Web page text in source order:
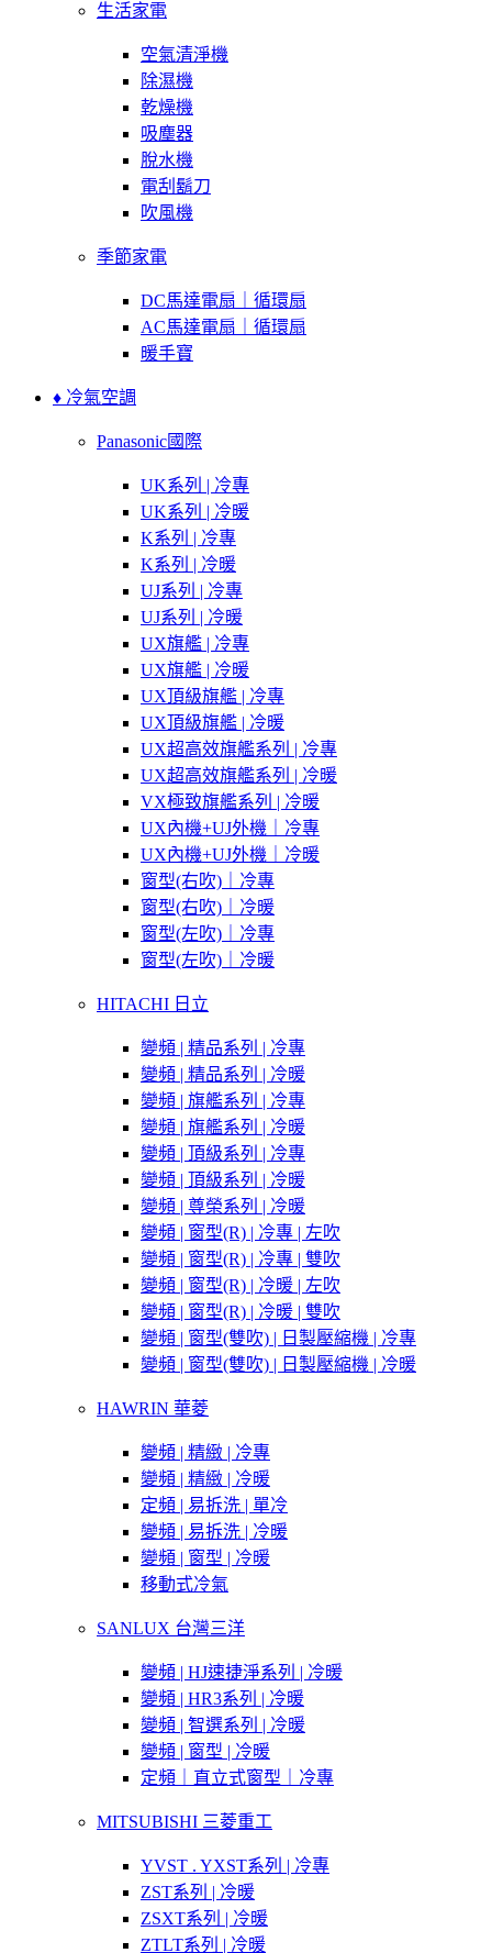
生活家電
空氣清淨機
除濕機
乾燥機
吸塵器
脫水機
電刮鬍刀
吹風機
季節家電
DC馬達電扇｜循環扇
AC馬達電扇｜循環扇
暖手寶
♦ 冷氣空調
Panasonic國際
UK系列 | 冷專
UK系列 | 冷暖
K系列 | 冷專
K系列 | 冷暖
UJ系列 | 冷專
UJ系列 | 冷暖
UX旗艦 | 冷專
UX旗艦 | 冷暖
UX頂級旗艦 | 冷專
UX頂級旗艦 | 冷暖
UX超高效旗艦系列 | 冷專
UX超高效旗艦系列 | 冷暖
VX極致旗艦系列 | 冷暖
UX內機+UJ外機｜冷專
UX內機+UJ外機｜冷暖
窗型(右吹)｜冷專
窗型(右吹)｜冷暖
窗型(左吹)｜冷專
窗型(左吹)｜冷暖
HITACHI 日立
變頻 | 精品系列 | 冷專
變頻 | 精品系列 | 冷暖
變頻 | 旗艦系列 | 冷專
變頻 | 旗艦系列 | 冷暖
變頻 | 頂級系列 | 冷專
變頻 | 頂級系列 | 冷暖
變頻 | 尊榮系列 | 冷暖
變頻 | 窗型(R) | 冷專 | 左吹
變頻 | 窗型(R) | 冷專 | 雙吹
變頻 | 窗型(R) | 冷暖 | 左吹
變頻 | 窗型(R) | 冷暖 | 雙吹
變頻 | 窗型(雙吹) | 日製壓縮機 | 冷專
變頻 | 窗型(雙吹) | 日製壓縮機 | 冷暖
HAWRIN 華菱
變頻 | 精緻 | 冷專
變頻 | 精緻 | 冷暖
定頻 | 易拆洗 | 單冷
變頻 | 易拆洗 | 冷暖
變頻 | 窗型 | 冷暖
移動式冷氣
SANLUX 台灣三洋
變頻 | HJ速捷淨系列 | 冷暖
變頻 | HR3系列 | 冷暖
變頻 | 智選系列 | 冷暖
變頻 | 窗型 | 冷暖
定頻｜直立式窗型｜冷專
MITSUBISHI 三菱重工
YVST . YXST系列 | 冷專
ZST系列 | 冷暖
ZSXT系列 | 冷暖
ZTLT系列 | 冷暖